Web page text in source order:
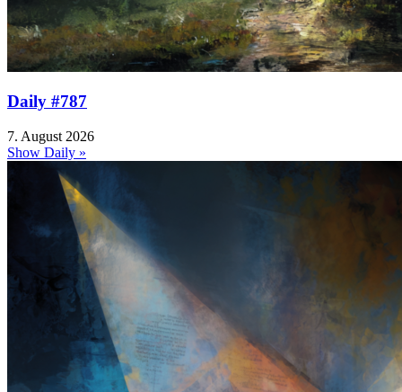
Daily #787
7. August 2026
Show Daily »